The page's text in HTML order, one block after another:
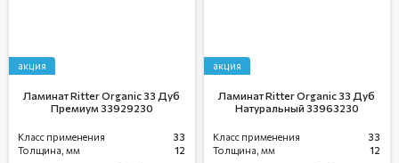
акция
Ламинат Ritter Organic 33 Дуб
Премиум 33929230
Класс применения
33
Толщина, мм
12
акция
Ламинат Ritter Organic 33 Дуб
Натуральный 33963230
Класс применения
33
Толщина, мм
12